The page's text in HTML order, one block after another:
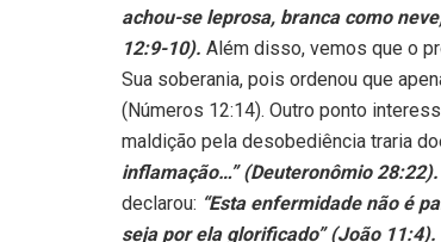
achou-se leprosa, branca como
12:9-10). Além disso, vemos que o
Sua soberania, pois ordenou que
(Números 12:14). Outro ponto
maldição pela desobediência traria
inflamação…” (Deuteronômio 28:22).
declarou: “Esta enfermidade não é
seja por ela glorificado” (João 11:4).